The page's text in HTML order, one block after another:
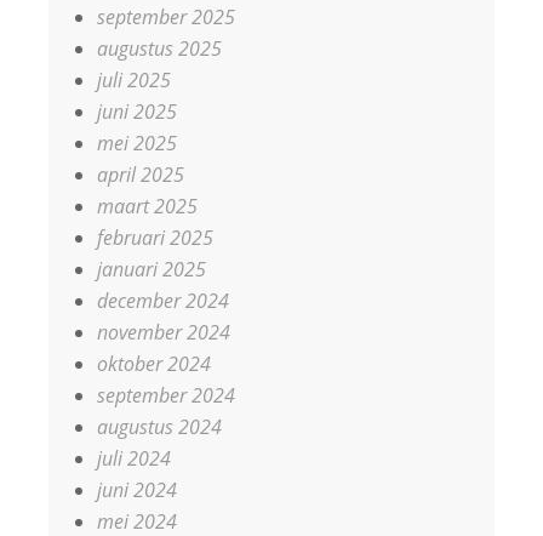
september 2025
augustus 2025
juli 2025
juni 2025
mei 2025
april 2025
maart 2025
februari 2025
januari 2025
december 2024
november 2024
oktober 2024
september 2024
augustus 2024
juli 2024
juni 2024
mei 2024